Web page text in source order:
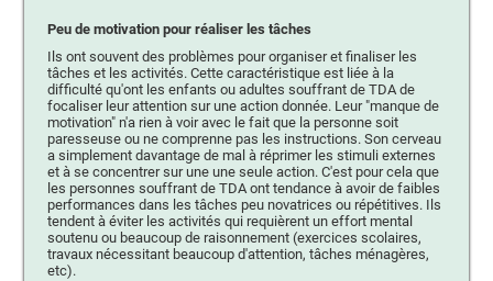
Peu de motivation pour réaliser les tâches
Ils ont souvent des problèmes pour organiser et finaliser les
tâches et les activités. Cette caractéristique est liée à la
difficulté qu'ont les enfants ou adultes souffrant de TDA de
focaliser leur attention sur une action donnée. Leur "manque de
motivation" n'a rien à voir avec le fait que la personne soit
paresseuse ou ne comprenne pas les instructions. Son cerveau
a simplement davantage de mal à réprimer les stimuli externes
et à se concentrer sur une une seule action. C'est pour cela que
les personnes souffrant de TDA ont tendance à avoir de faibles
performances dans les tâches peu novatrices ou répétitives. Ils
tendent à éviter les activités qui requièrent un effort mental
soutenu ou beaucoup de raisonnement (exercices scolaires,
travaux nécessitant beaucoup d'attention, tâches ménagères,
etc).